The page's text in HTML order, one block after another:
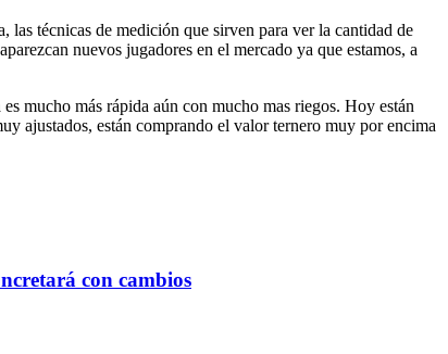
técnicas de medición que sirven para ver la cantidad de
nuevos jugadores en el mercado ya que estamos, a
mucho más rápida aún con mucho mas riegos. Hoy están
ajustados, están comprando el valor ternero muy por encima
con cambios